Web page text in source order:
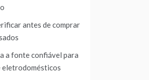
antes de comprar
a fonte confiável para
eletrodomésticos